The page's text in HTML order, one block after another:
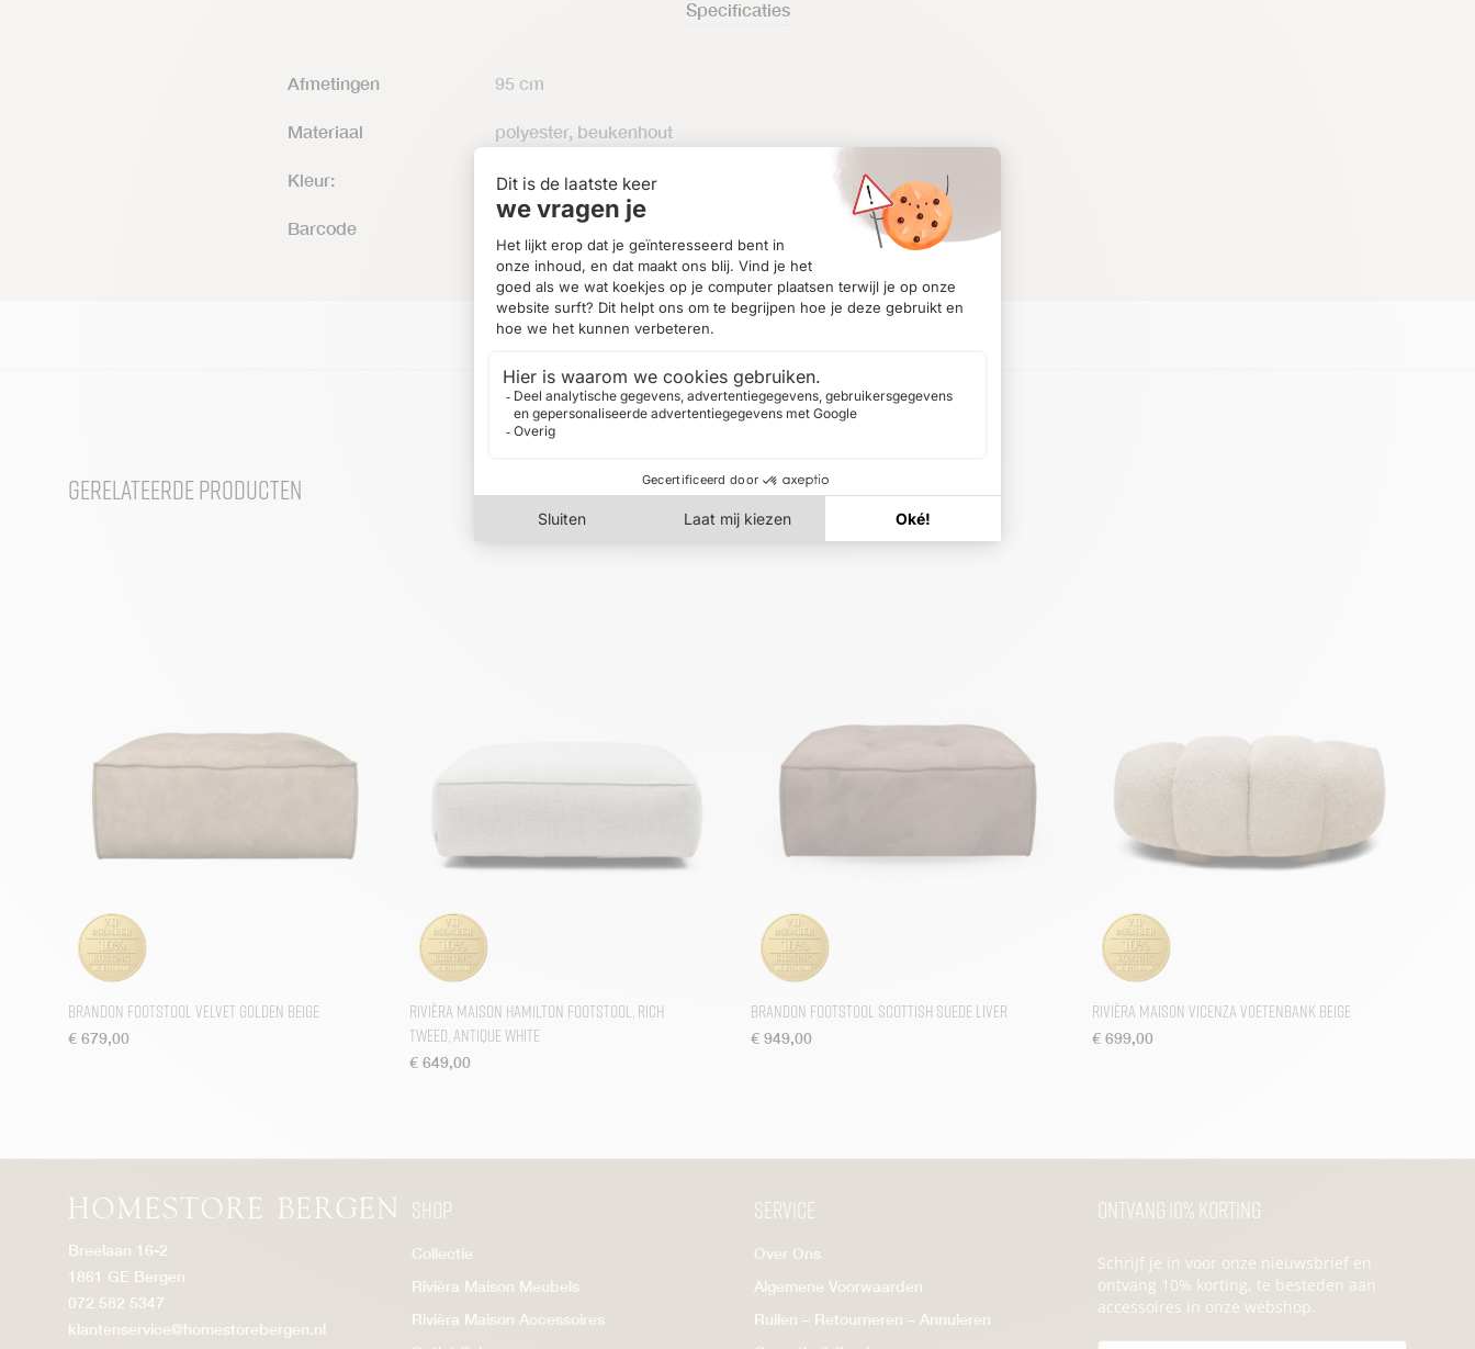
Specificaties
Afmetingen 95 cm
Materiaal polyester, beukenhout
Kleur: Brown sugar
Barcode 8720142317157
SKU:5512002
Gerelateerde producten
Brandon Footstool Velvet Golden Beige
€ 679,00
Rivièra Maison Hamilton Footstool, rich
tweed, antique white
€ 649,00
Brandon Footstool Scottish Suede Liver
€ 949,00
Rivièra Maison Vicenza Voetenbank Beige
€ 699,00
Breelaan 16-2
1861 GE Bergen
072 582 5347
klantenservice@homestorebergen.nl
Shop
Collectie
Rivièra Maison Meubels
Rivièra Maison Accessoires
Service
Over Ons
Algemene Voorwaarden
Ruilen – Retourneren – Annuleren
Ontvang 10% korting
Schrijf je in voor onze nieuwsbrief en
ontvang 10% korting, te besteden aan
accessoires in onze webshop.